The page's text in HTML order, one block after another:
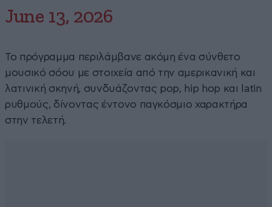
June 13, 2026
Το πρόγραμμα περιλάμβανε ακόμη ένα σύνθετο
μουσικό σόου με στοιχεία από την αμερικανική και
λατινική σκηνή, συνδυάζοντας pop, hip hop και latin
ρυθμούς, δίνοντας έντονο παγκόσμιο χαρακτήρα
στην τελετή.